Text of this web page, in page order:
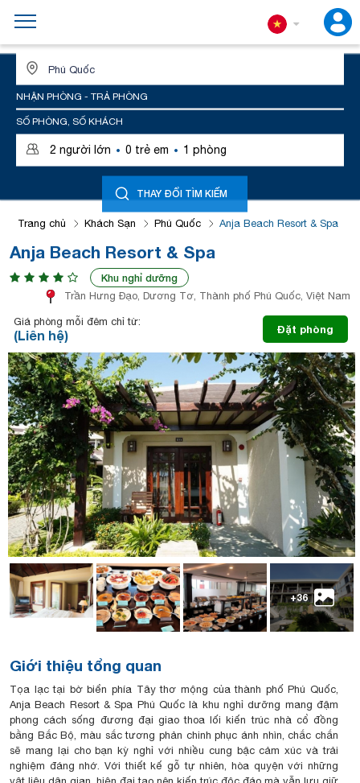
NHẬN PHÒNG - TRẢ PHÒNG
SỐ PHÒNG, SỐ KHÁCH
2 người lớn · 0 trẻ em · 1 phòng
THAY ĐỔI TÌM KIẾM
Trang chủ Khách Sạn Phú Quốc Anja Beach Resort & Spa
Anja Beach Resort & Spa
Khu nghỉ dưỡng
Trần Hưng Đạo, Dương Tơ, Thành phố Phú Quốc, Việt Nam
Giá phòng mỗi đêm chỉ từ:
(Liên hệ) Đặt phòng
+36
Giới thiệu tổng quan
Tọa lạc tại bờ biển phía Tây thơ mộng của thành phố Phú Quốc,
Anja Beach Resort & Spa Phú Quốc là khu nghỉ dưỡng mang đậm
phong cách sống đương đại giao thoa lối kiến trúc nhà cổ đồng
bằng Bắc Bộ, màu sắc tương phản chinh phục ánh nhìn, chắc chắn
sẽ mang lại cho bạn kỳ nghỉ với nhiều cung bậc cảm xúc và trải
nghiệm đáng nhớ. Với thiết kế gỗ tự nhiên, hòa quyện với những